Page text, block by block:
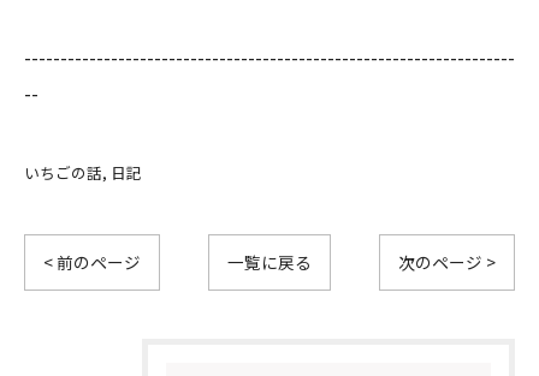
--------------------------------------------------------------------
--
いちごの話 日記
< 前のページ 一覧に戻る 次のページ >